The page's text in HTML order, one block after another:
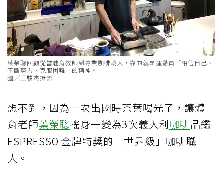
葉榮聰回顧從當體育教師到專業咖啡職人，靠的就是運動員「相信自己、
不斷努力、克服困難」的精神。
圖／王駿杰攝影
想不到，因為一次出國時茶葉喝光了，讓體
育老師葉榮聰搖身一變為3次義大利咖啡品鑑
ESPRESSO 金牌特獎的「世界級」咖啡職
人。